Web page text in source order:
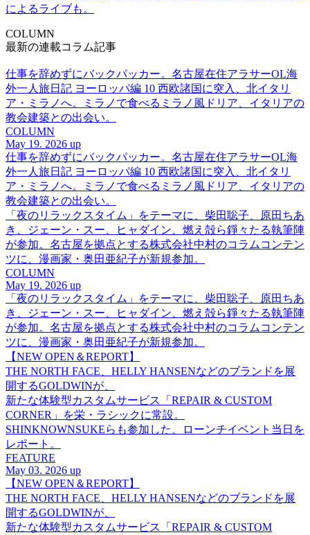
によるライブも。
COLUMN
最新の連載コラム記事
仕事を辞めずにバックパッカー。名古屋在住アラサーOL海
外一人旅日記 ヨーロッパ編 10 西欧諸国に突入、北イタリ
ア・ミラノへ。ミラノで食べるミラノ風ドリア、イタリアの
教会建築との出会い。
COLUMN
May 19. 2026 up
仕事を辞めずにバックパッカー。名古屋在住アラサーOL海
外一人旅日記 ヨーロッパ編 10 西欧諸国に突入、北イタリ
ア・ミラノへ。ミラノで食べるミラノ風ドリア、イタリアの
教会建築との出会い。
「夜のリラックスタイム」をテーマに、柴田聡子、原田ちあ
き、ジェーン・スー、ヒャダイン、燃え殻ら錚々たる執筆陣
が参加。名古屋を拠点とする株式会社中村のコラムコンテン
ツに、漫画家・奥田亜紀子が新規参加。
COLUMN
May 19. 2026 up
「夜のリラックスタイム」をテーマに、柴田聡子、原田ちあ
き、ジェーン・スー、ヒャダイン、燃え殻ら錚々たる執筆陣
が参加。名古屋を拠点とする株式会社中村のコラムコンテン
ツに、漫画家・奥田亜紀子が新規参加。
【NEW OPEN＆REPORT】
THE NORTH FACE、HELLY HANSENなどのブランドを展
開するGOLDWINが、
新たな体験型カスタムサービス「REPAIR & CUSTOM
CORNER」を栄・ラシックに常設。
SHINKNOWNSUKEらも参加した、ローンチイベント当日を
レポート。
FEATURE
May 03. 2026 up
【NEW OPEN＆REPORT】
THE NORTH FACE、HELLY HANSENなどのブランドを展
開するGOLDWINが、
新たな体験型カスタムサービス「REPAIR & CUSTOM